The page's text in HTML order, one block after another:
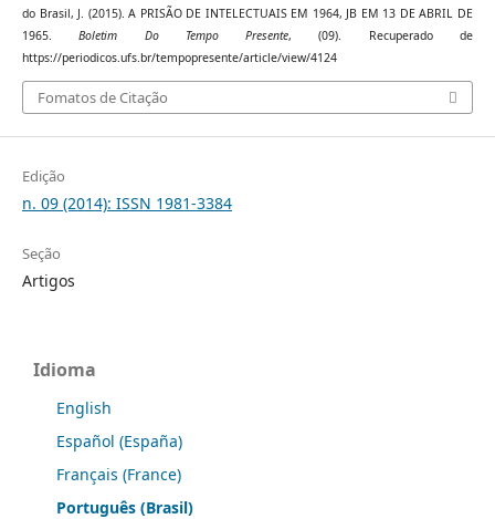
do Brasil, J. (2015). A PRISÃO DE INTELECTUAIS EM 1964, JB EM 13 DE ABRIL DE
1965.Boletim Do Tempo Presente, (09). Recuperado de
https://periodicos.ufs.br/tempopresente/article/view/4124
Fomatos de Citação
Edição
n. 09 (2014): ISSN 1981-3384
Seção
Artigos
Idioma
English
Español (España)
Français (France)
Português (Brasil)